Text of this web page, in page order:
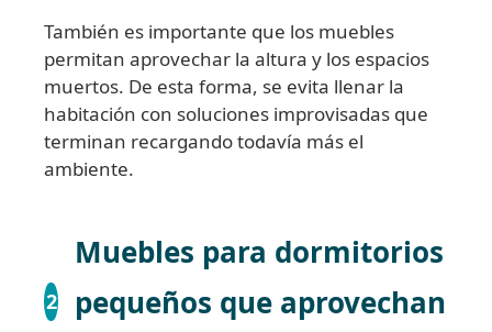
También es importante que los muebles
permitan aprovechar la altura y los espacios
muertos. De esta forma, se evita llenar la
habitación con soluciones improvisadas que
terminan recargando todavía más el
ambiente.
2
Muebles para dormitorios
pequeños que aprovechan